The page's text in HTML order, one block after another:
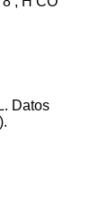
Datos